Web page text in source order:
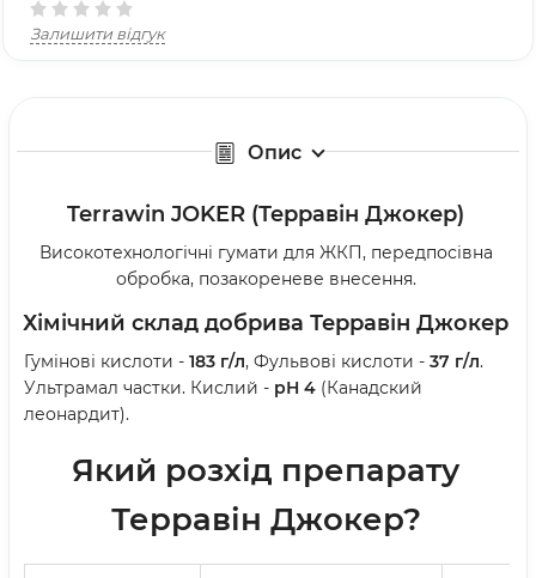
Залишити відгук
Опис
Terrawin JOKER (Терравін Джокер)
Високотехнологічні гумати для ЖКП, передпосівна
обробка, позакореневе внесення.
Хімічний склад добрива Терравін Джокер
Гумінові кислоти - 183 г/л, Фульвові кислоти - 37 г/л.
Ультрамал частки. Кислий - рН 4 (Канадский
леонардит).
Який розхід препарату
Терравін Джокер?